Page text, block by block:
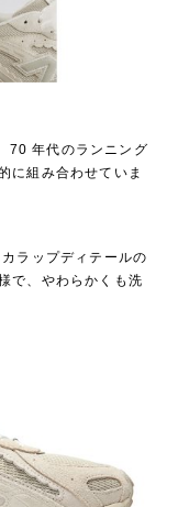
70 年代のランニング
に組み合わせていま
ラップディテールの
で、やわらかくも洗